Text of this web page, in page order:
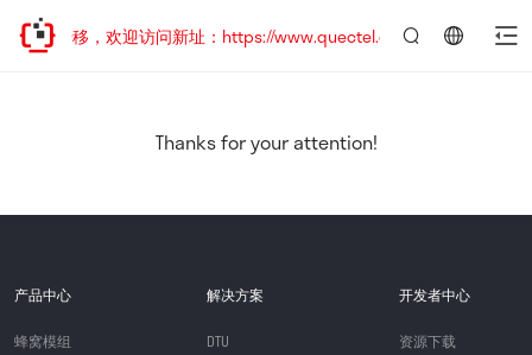
址已迁移，欢迎访问新址：https://www.quectel.com.cn
Thanks for your attention!
产品中心
蜂窝模组
解决方案
DTU
开发者中心
资源下载